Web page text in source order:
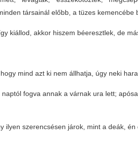
társainál előbb, a tüzes kemencébe
kiállod, akkor hiszem béeresztlek, de
mind azt ki nem állhatja, úgy neki
naptól fogva annak a várnak ura lett;
ilyen szerencsésen járok, mint a deák,